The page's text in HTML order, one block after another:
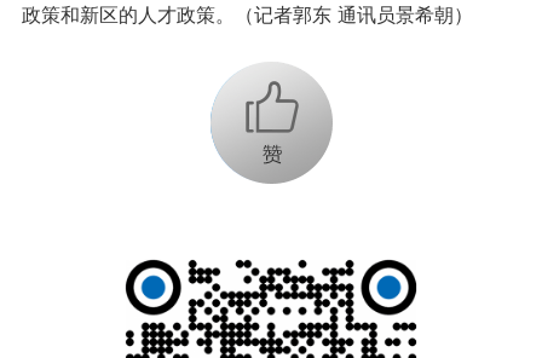
政策和新区的人才政策。（记者郭东 通讯员景希朝）
+1